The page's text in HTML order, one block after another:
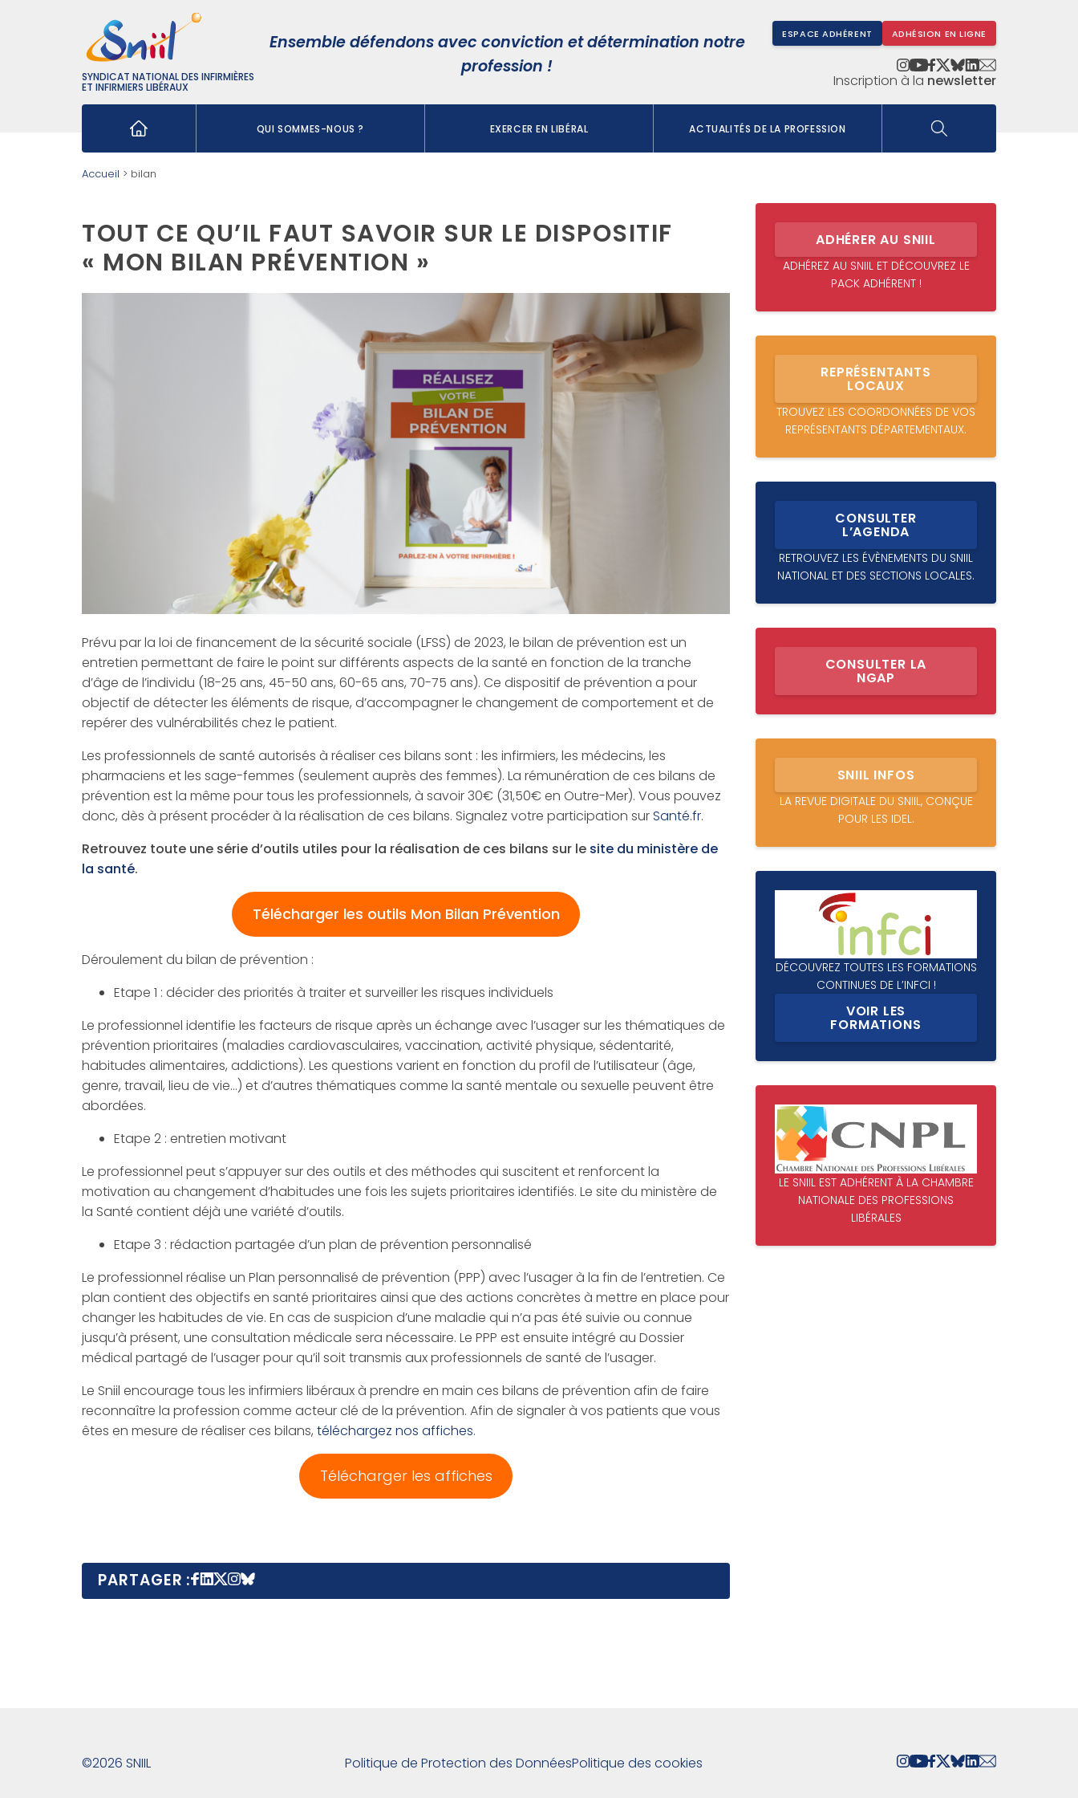
SYNDICAT NATIONAL DES INFIRMIÈRES
ET INFIRMIERS LIBÉRAUX
Ensemble défendons avec conviction et détermination notre
profession !
ESPACE ADHÉRENT ADHÉSION EN LIGNE
Inscription à la newsletter
QUI SOMMES-NOUS ? EXERCER EN LIBÉRAL ACTUALITÉS DE LA PROFESSION
Accueil > bilan
TOUT CE QU’IL FAUT SAVOIR SUR LE DISPOSITIF
« MON BILAN PRÉVENTION »
Prévu par la loi de financement de la sécurité sociale (LFSS) de 2023, le bilan de prévention est un
entretien permettant de faire le point sur différents aspects de la santé en fonction de la tranche
d’âge de l’individu (18-25 ans, 45-50 ans, 60-65 ans, 70-75 ans). Ce dispositif de prévention a pour
objectif de détecter les éléments de risque, d’accompagner le changement de comportement et de
repérer des vulnérabilités chez le patient.
Les professionnels de santé autorisés à réaliser ces bilans sont : les infirmiers, les médecins, les
pharmaciens et les sage-femmes (seulement auprès des femmes). La rémunération de ces bilans de
prévention est la même pour tous les professionnels, à savoir 30€ (31,50€ en Outre-Mer). Vous pouvez
donc, dès à présent procéder à la réalisation de ces bilans. Signalez votre participation surSanté.fr.
Retrouvez toute une série d’outils utiles pour la réalisation de ces bilans sur le site du ministère de
la santé.
Télécharger les outils Mon Bilan Prévention
Déroulement du bilan de prévention :
Etape 1 : décider des priorités à traiter et surveiller les risques individuels
Le professionnel identifie les facteurs de risque après un échange avec l’usager sur les thématiques de
prévention prioritaires (maladies cardiovasculaires, vaccination, activité physique, sédentarité,
habitudes alimentaires, addictions). Les questions varient en fonction du profil de l’utilisateur (âge,
genre, travail, lieu de vie…) et d’autres thématiques comme la santé mentale ou sexuelle peuvent être
abordées.
Etape 2 : entretien motivant
Le professionnel peut s’appuyer sur des outils et des méthodes qui suscitent et renforcent la
motivation au changement d’habitudes une fois les sujets prioritaires identifiés. Le site du ministère de
la Santé contient déjà une variété d’outils.
Etape 3 : rédaction partagée d’un plan de prévention personnalisé
Le professionnel réalise un Plan personnalisé de prévention (PPP) avec l’usager à la fin de l’entretien. Ce
plan contient des objectifs en santé prioritaires ainsi que des actions concrètes à mettre en place pour
changer les habitudes de vie. En cas de suspicion d’une maladie qui n’a pas été suivie ou connue
jusqu’à présent, une consultation médicale sera nécessaire. Le PPP est ensuite intégré au Dossier
médical partagé de l’usager pour qu’il soit transmis aux professionnels de santé de l’usager.
Le Sniil encourage tous les infirmiers libéraux à prendre en main ces bilans de prévention afin de faire
reconnaître la profession comme acteur clé de la prévention. Afin de signaler à vos patients que vous
êtes en mesure de réaliser ces bilans, téléchargez nos affiches.
Télécharger les affiches
PARTAGER :
ADHÉRER AU SNIIL
ADHÉREZ AU SNIIL ET DÉCOUVREZ LE
PACK ADHÉRENT !
REPRÉSENTANTS
LOCAUX
TROUVEZ LES COORDONNÉES DE VOS
REPRÉSENTANTS DÉPARTEMENTAUX.
CONSULTER
L’AGENDA
RETROUVEZ LES ÉVÈNEMENTS DU SNIIL
NATIONAL ET DES SECTIONS LOCALES.
CONSULTER LA
NGAP
SNIIL INFOS
LA REVUE DIGITALE DU SNIIL, CONÇUE
POUR LES IDEL.
DÉCOUVREZ TOUTES LES FORMATIONS
CONTINUES DE L’INFCI !
VOIR LES
FORMATIONS
LE SNIIL EST ADHÉRENT À LA CHAMBRE
NATIONALE DES PROFESSIONS
LIBÉRALES
©2026 SNIIL Politique de Protection des DonnéesPolitique des cookies